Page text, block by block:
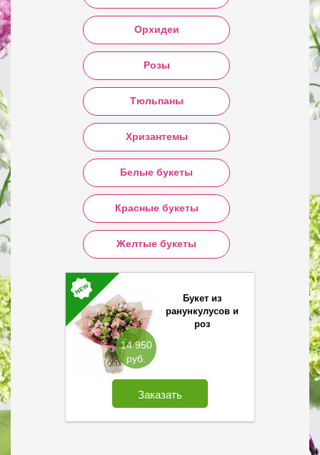
Орхидеи
Розы
Тюльпаны
Хризантемы
Белые букеты
Красные букеты
Желтые букеты
14 950
руб.
Букет из
ранункулусов и
роз
Заказать